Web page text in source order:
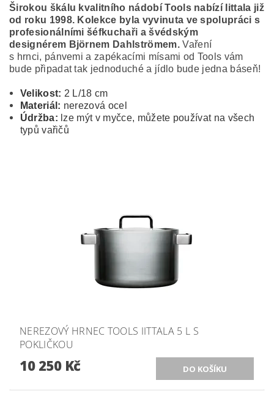
Širokou škálu kvalitního nádobí Tools nabízí Iittala již
od roku 1998. Kolekce byla vyvinuta ve spolupráci s
profesionálními šéfkuchaři a švédským
designérem Björnem Dahlströmem.Vaření
s hrnci, pánvemi a zapékacími mísami od Tools vám
bude připadat tak jednoduché a jídlo bude jedna báseň!
Velikost: 2 L/18 cm
Materiál: nerezová ocel
Údržba: lze mýt v myčce, můžete používat na všech
typů vařičů
NEREZOVÝ HRNEC TOOLS IITTALA 5 L S
POKLIČKOU
10 250 Kč